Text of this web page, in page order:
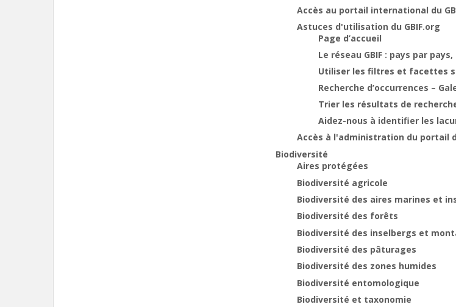
Accès au portail international du
Astuces d'utilisation du GBIF.org
Page d’accueil
Le réseau GBIF : pays par
Utiliser les filtres et facettes
Recherche d’occurrences –
Trier les résultats de
Aidez-nous à identifier les
Accès à l'administration du portail
Biodiversité
Aires protégées
Biodiversité agricole
Biodiversité des aires marines et
Biodiversité des forêts
Biodiversité des inselbergs et
Biodiversité des pâturages
Biodiversité des zones humides
Biodiversité entomologique
Biodiversité et taxonomie